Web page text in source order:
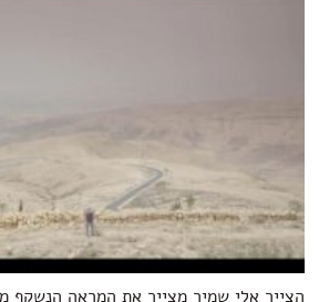
הצייר אלי שמיר מצייר את המראה הנשקף